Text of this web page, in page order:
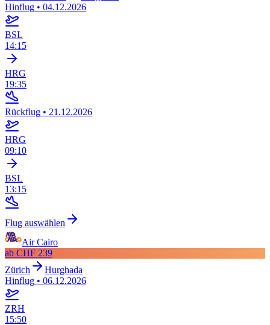
Hinflug • 04.12.2026
BSL
14:15
HRG
19:35
Rückflug • 21.12.2026
HRG
09:10
BSL
13:15
Flug auswählen
Air Cairo
ab CHF 239
Zürich
Hurghada
Hinflug • 06.12.2026
ZRH
15:50